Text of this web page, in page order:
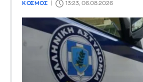
ΚΟΣΜΟΣ 13:23, 06.08.2026